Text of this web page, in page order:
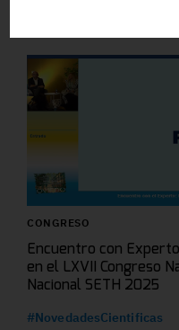
CONGRESO
Encuentro con
en el LXVII Congreso
Nacional SETH 2025
#NovedadesCientificas